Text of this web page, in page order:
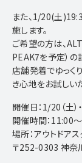
また、1/20(土
施します。
ご希望の方は、
PEAK7を予定）の
店舗発着でゆっく
き心地をお試しい
開催日：1/20（土）
開催時間：11:00
場所：アウトドア
〒252-0303 神
OUTDOOR
Instagram X
FRAGRANCE
Instagram X
OTHER
Youtube